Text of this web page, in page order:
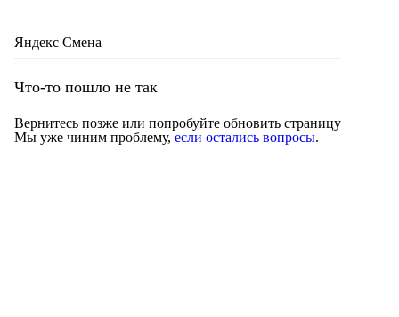
Яндекс Смена
Что-то пошло не так
Вернитесь позже или попробуйте обновить страницу
Мы уже чиним проблему, если остались вопросы.